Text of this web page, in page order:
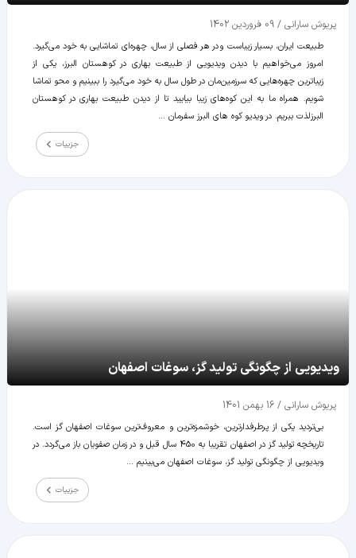
پریوش سارانی / 09 فروردین 1402
طبیعت ایران، بسیار زیباست و در هر فصلی از سال، چهره‌ای تماشایی به خود می‌گیرد.
امروز می‌خواهیم با دیدن ویدیویی از طبیعت بهاری در کوهستان البرز، یکی از
زیباترین چهره‌هایی که سرزمین‌مان در طول سال به خود می‌گیرد را ببینیم و محو تماشا
شویم. همراه ما به این کوه‌های زیبا بیایید تا از دیدن طبیعت بهاری در کوهستان
البرز لذت ببریم. در ویدیو کوه‌ های البرز سفرمان ...
جزییات
ویدیویی از چگونگی تولید گز، سوغات اصفهان
پریوش سارانی / 16 بهمن 1401
بی‌تردید یکی از پرطرفدارترین، خوشمزه‌ترین و معروف‌ترین سوغات اصفهان گز است.
تاریخچه تولید گز در اصفهان تقریبا به 450 سال قبل و در زمان صفویان باز می‌گردد. در
ویدیویی از چگونگی تولید گز، سوغات اصفهان می‌بینیم ...
جزییات